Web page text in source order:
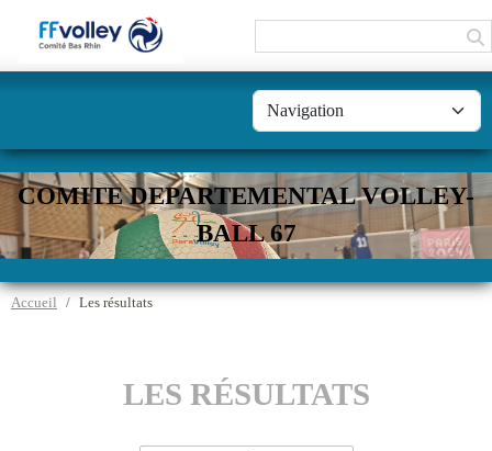
COMITE DEPARTEMENTAL VOLLEY-
BALL 67
Accueil Les résultats
LES RÉSULTATS
Panneau de gestion des cookies